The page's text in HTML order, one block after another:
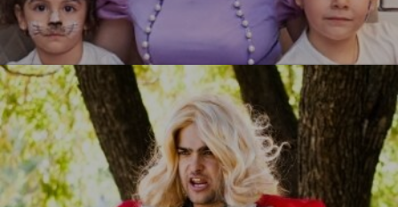
УЗНАТЬ БОЛЬШЕ
Принцесса София